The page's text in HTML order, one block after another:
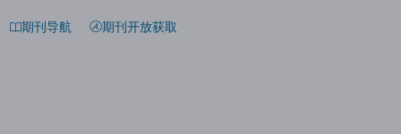
期刊导航 期刊开放获取